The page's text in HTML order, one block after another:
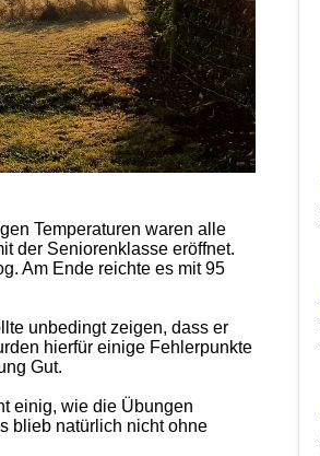
Temperaturen waren alle
der Seniorenklasse eröffnet.
Am Ende reichte es mit 95
unbedingt zeigen, dass er
hierfür einige Fehlerpunkte
Gut.
einig, wie die Übungen
blieb natürlich nicht ohne